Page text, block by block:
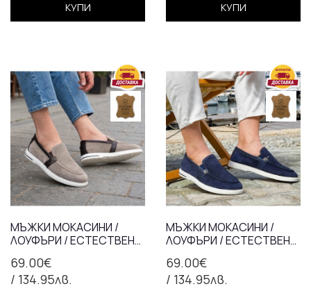
КУПИ КУПИ
69.00€
/ 134.95лв.
МЪЖКИ МОКАСИНИ /
ЛОУФЪРИ / ЕСТЕСТВЕНА
БЕЖАВО+КАФЯВО
69.00€
/ 134.95лв.
МЪЖКИ МОКАСИНИ /
ЛОУФЪРИ / ЕСТЕСТВЕНА